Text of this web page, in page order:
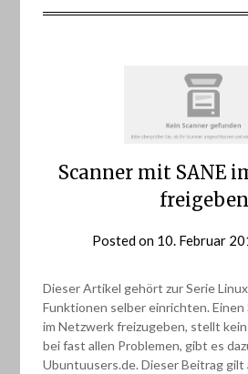
Scanner mit SANE
freigeben
Posted on 10. Februar
Dieser Artikel gehört zur Serie
Funktionen selber einrichten.
im Netzwerk freizugeben, stellt
bei fast allen Problemen, gibt es
Ubuntuusers.de. Dieser Beitrag gilt